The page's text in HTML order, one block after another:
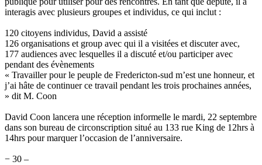
interagis avec plusieurs groupes et individus, ce qui inclut :
120 citoyens individus, David a assisté
126 organisations et group avec qui il a visitées et discuter avec,
177 audiences avec lesquelles il a discuté et/ou participer avec
pendant des évènements
« Travailler pour le peuple de Fredericton-sud m’est une honneur, et
j’ai hâte de continuer ce travail pendant les trois prochaines années,
» dit M. Coon
David Coon lancera une réception informelle le mardi, 22 septembre
dans son bureau de circonscription situé au 133 rue King de 12hrs à
14hrs pour marquer l’occasion de l’anniversaire.
− 30 –